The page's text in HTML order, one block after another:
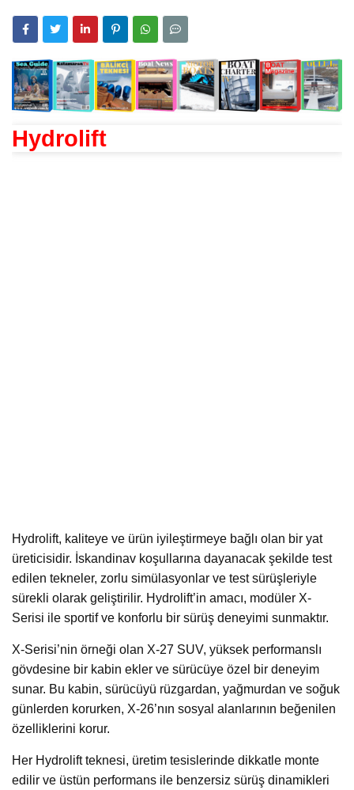
Hydrolift
Hydrolift, kaliteye ve ürün iyileştirmeye bağlı olan bir yat
üreticisidir. İskandinav koşullarına dayanacak şekilde test
edilen tekneler, zorlu simülasyonlar ve test sürüşleriyle
sürekli olarak geliştirilir. Hydrolift’in amacı, modüler X-
Serisi ile sportif ve konforlu bir sürüş deneyimi sunmaktır.
X-Serisi’nin örneği olan X-27 SUV, yüksek performanslı
gövdesine bir kabin ekler ve sürücüye özel bir deneyim
sunar. Bu kabin, sürücüyü rüzgardan, yağmurdan ve soğuk
günlerden korurken, X-26’nın sosyal alanlarının beğenilen
özelliklerini korur.
Her Hydrolift teknesi, üretim tesislerinde dikkatle monte
edilir ve üstün performans ile benzersiz sürüş dinamikleri